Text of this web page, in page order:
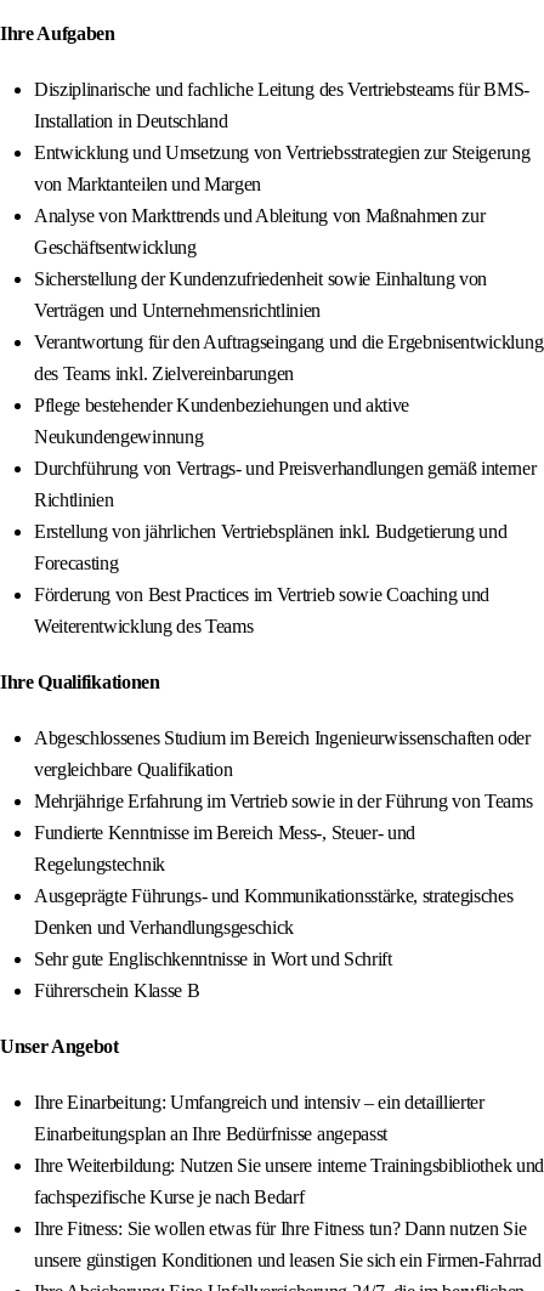
Ihre Aufgaben
Disziplinarische und fachliche Leitung des Vertriebsteams für BMS-
Installation in Deutschland
Entwicklung und Umsetzung von Vertriebsstrategien zur Steigerung
von Marktanteilen und Margen
Analyse von Markttrends und Ableitung von Maßnahmen zur
Geschäftsentwicklung
Sicherstellung der Kundenzufriedenheit sowie Einhaltung von
Verträgen und Unternehmensrichtlinien
Verantwortung für den Auftragseingang und die Ergebnisentwicklung
des Teams inkl. Zielvereinbarungen
Pflege bestehender Kundenbeziehungen und aktive
Neukundengewinnung
Durchführung von Vertrags- und Preisverhandlungen gemäß interner
Richtlinien
Erstellung von jährlichen Vertriebsplänen inkl. Budgetierung und
Forecasting
Förderung von Best Practices im Vertrieb sowie Coaching und
Weiterentwicklung des Teams
Ihre Qualifikationen
Abgeschlossenes Studium im Bereich Ingenieurwissenschaften oder
vergleichbare Qualifikation
Mehrjährige Erfahrung im Vertrieb sowie in der Führung von Teams
Fundierte Kenntnisse im Bereich Mess-, Steuer- und
Regelungstechnik
Ausgeprägte Führungs- und Kommunikationsstärke, strategisches
Denken und Verhandlungsgeschick
Sehr gute Englischkenntnisse in Wort und Schrift
Führerschein Klasse B
Unser Angebot
Ihre Einarbeitung: Umfangreich und intensiv – ein detaillierter
Einarbeitungsplan an Ihre Bedürfnisse angepasst
Ihre Weiterbildung: Nutzen Sie unsere interne Trainingsbibliothek und
fachspezifische Kurse je nach Bedarf
Ihre Fitness: Sie wollen etwas für Ihre Fitness tun? Dann nutzen Sie
unsere günstigen Konditionen und leasen Sie sich ein Firmen-Fahrrad